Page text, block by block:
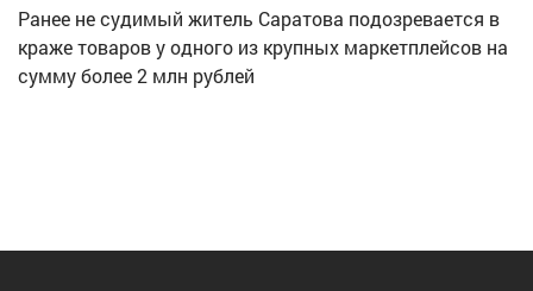
Ранее не судимый житель Саратова подозревается в
краже товаров у одного из крупных маркетплейсов на
сумму более 2 млн рублей